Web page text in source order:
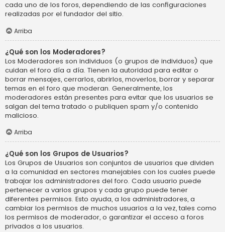
cada uno de los foros, dependiendo de las configuraciones
realizadas por el fundador del sitio.
Arriba
¿Qué son los Moderadores?
Los Moderadores son individuos (o grupos de individuos) que
cuidan el foro día a día. Tienen la autoridad para editar o
borrar mensajes, cerrarlos, abrirlos, moverlos, borrar y separar
temas en el foro que moderan. Generalmente, los
moderadores están presentes para evitar que los usuarios se
salgan del tema tratado o publiquen spam y/o contenido
malicioso.
Arriba
¿Qué son los Grupos de Usuarios?
Los Grupos de Usuarios son conjuntos de usuarios que dividen
a la comunidad en sectores manejables con los cuales puede
trabajar los administradores del foro. Cada usuario puede
pertenecer a varios grupos y cada grupo puede tener
diferentes permisos. Esto ayuda, a los administradores, a
cambiar los permisos de muchos usuarios a la vez, tales como
los permisos de moderador, o garantizar el acceso a foros
privados a los usuarios.